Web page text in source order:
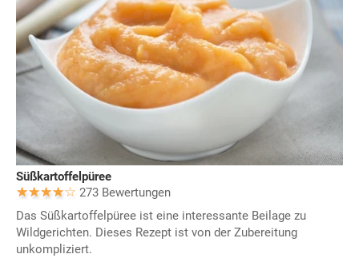
Süßkartoffelpüree
273 Bewertungen
Das Süßkartoffelpüree ist eine interessante Beilage zu
Wildgerichten. Dieses Rezept ist von der Zubereitung
unkompliziert.